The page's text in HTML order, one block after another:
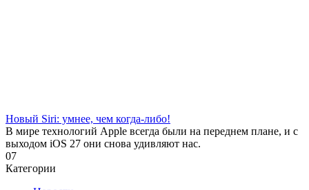
Новый Siri: умнее, чем когда-либо!
В мире технологий Apple всегда были на переднем плане, и с
выходом iOS 27 они снова удивляют нас.
07
Категории